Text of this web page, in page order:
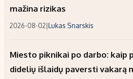
mažina rizikas
2026-08-02|Lukas Snarskis
Miesto piknikai po darbo: kaip
didelių išlaidų paversti vakarą